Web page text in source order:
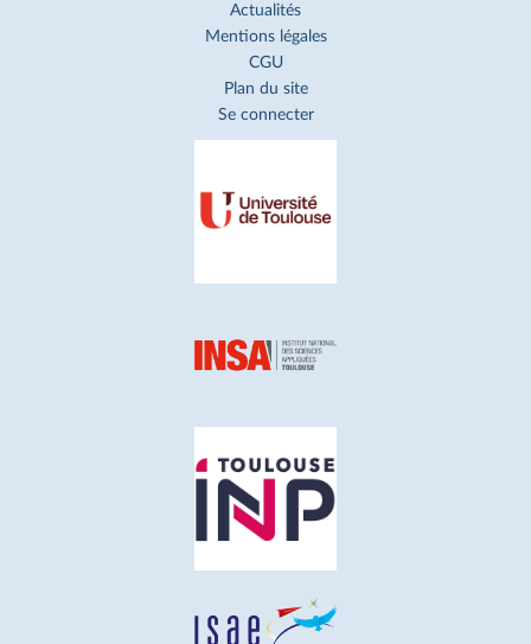
Actualités
Mentions légales
CGU
Plan du site
Se connecter